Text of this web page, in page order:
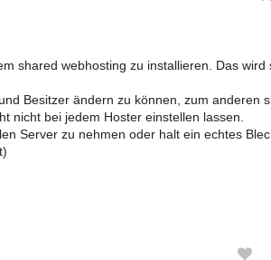
shared webhosting zu installieren. Das wird
Besitzer ändern zu können, zum anderen
nicht bei jedem Hoster einstellen lassen.
Server zu nehmen oder halt ein echtes